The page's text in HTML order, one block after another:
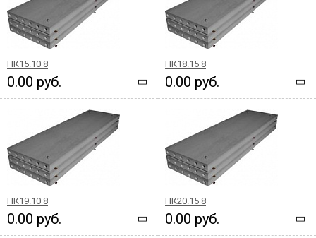
ПК15.10 8
0.00 руб.
ПК18.15 8
0.00 руб.
ПК19.10 8
0.00 руб.
ПК20.15 8
0.00 руб.